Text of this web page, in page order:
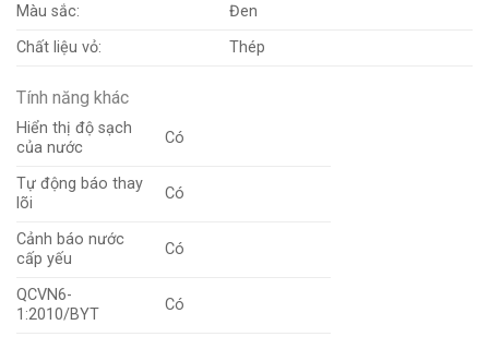
Màu sắc:
Đen
Chất liệu vỏ:
Thép
Tính năng khác
Hiển thị độ sạch
của nước
Có
Tự động báo thay
lõi
Có
Cảnh báo nước
cấp yếu
Có
QCVN6-
1:2010/BYT
Có